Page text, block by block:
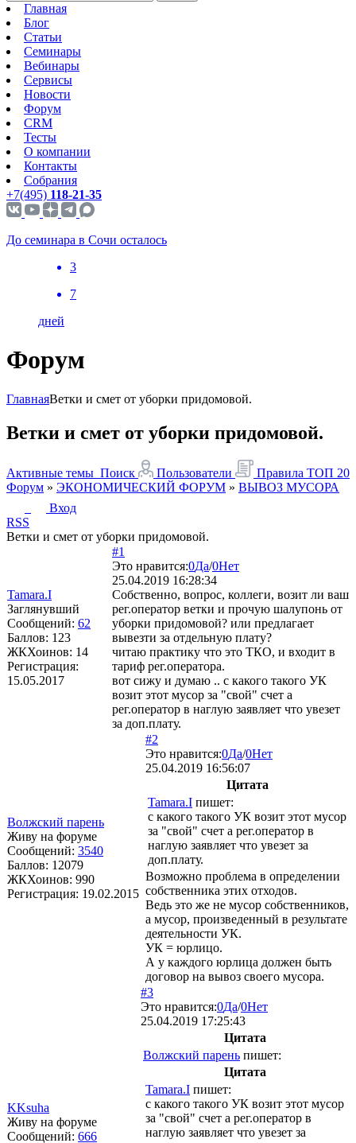
Главная
Блог
Статьи
Семинары
Вебинары
Сервисы
Новости
Форум
CRM
Тесты
О компании
Контакты
Собрания
+7(495) 118-21-35
До семинара в Сочи осталось
3
7
дней
Форум
ГлавнаяВетки и смет от уборки придомовой.
Ветки и смет от уборки придомовой.
Активные темы Поиск Пользователи Правила ТОП 20
Форум » ЭКОНОМИЧЕСКИЙ ФОРУМ » ВЫВОЗ МУСОРА
Вход
RSS
Ветки и смет от уборки придомовой.
Tamara.I
Заглянувший
Сообщений: 62
Баллов: 123
ЖКХоинов: 14
Регистрация:
15.05.2017
#1
Это нравится:0Да/0Нет
25.04.2019 16:28:34
Собственно, вопрос, коллеги, возит ли ваш
рег.оператор ветки и прочую шалупонь от
уборки придомовой? или предлагает
вывезти за отдельную плату?
читаю практику что это ТКО, и входит в
тариф рег.оператора.
вот сижу и думаю .. с какого такого УК
возит этот мусор за "свой" счет а
рег.оператор в наглую заявляет что увезет
за доп.плату.
Волжский парень
Живу на форуме
Сообщений: 3540
Баллов: 12079
ЖКХоинов: 990
Регистрация: 19.02.2015
#2
Это нравится:0Да/0Нет
25.04.2019 16:56:07
Цитата
Tamara.I пишет:
с какого такого УК возит этот мусор
за "свой" счет а рег.оператор в
наглую заявляет что увезет за
доп.плату.
Возможно проблема в определении
собственника этих отходов.
Ведь это же не мусор собственников,
а мусор, произведенный в результате
деятельности УК.
УК = юрлицо.
А у каждого юрлица должен быть
договор на вывоз своего мусора.
KKsuha
Живу на форуме
Сообщений: 666
#3
Это нравится:0Да/0Нет
25.04.2019 17:25:43
Цитата
Волжский парень пишет:
Цитата
Tamara.I пишет:
с какого такого УК возит этот мусор
за "свой" счет а рег.оператор в
наглую заявляет что увезет за